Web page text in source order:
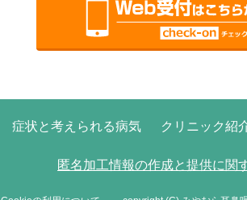
症状と考えられる病気 クリニック紹
匿名加工情報の作成と提供に関